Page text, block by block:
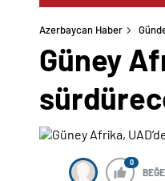
Azerbaycan Haber
Güney
0